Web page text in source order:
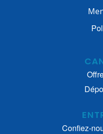
Confiez-